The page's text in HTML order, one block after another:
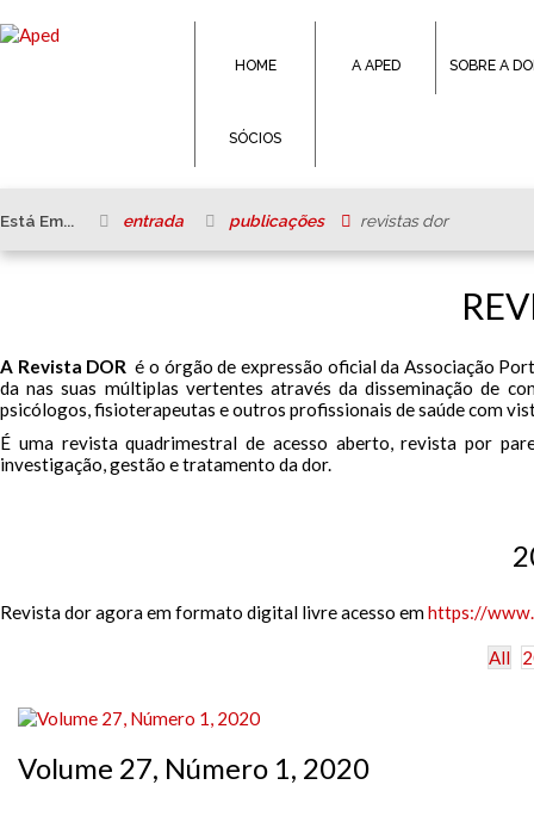
HOME A APED SOBRE A
SÓCIOS
Está Em... entrada publicações revistas dor
A Revista DOR é o órgão de expressão oficial da Associação
da nas suas múltiplas vertentes através da disseminação de
psicólogos, fisioterapeutas e outros profissionais de saúde com
É uma revista quadrimestral de acesso aberto, revista por
investigação, gestão e tratamento da dor.
Revista dor agora em formato digital livre acesso emhttps://
All
Volume 27, Número 1, 2020